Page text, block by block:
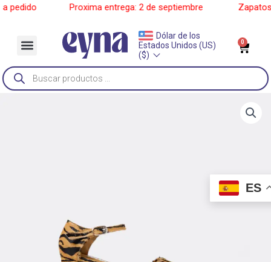
Ir
______ Proxima entrega: 2 de septiembre______ Zapatos a
Menu
Dólar de los
Estados Unidos (US)
($)
0
Búsqueda
de
productos
ES